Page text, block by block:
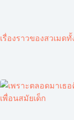
เรื่องราวของสวเมดทั้